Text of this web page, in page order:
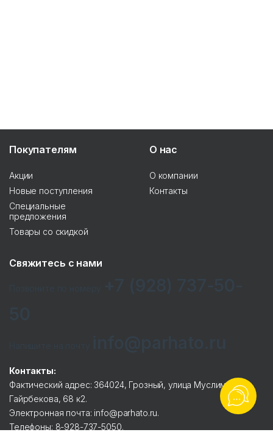
Покупателям
Акции
Новые поступления
Специальные
предложения
Товары со скидкой
О нас
О компании
Контакты
Свяжитесь с нами
Контакты:
Фактический адрес: 364024, Грозный, улица Муслима
Гайрбекова, 68 к2.
Электронная почта: info@parhato.ru.
Телефоны: 8-928-737-5050.